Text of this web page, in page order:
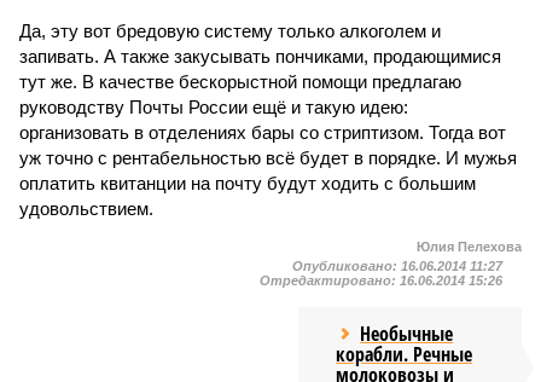
Да, эту вот бредовую систему только алкоголем и
запивать. А также закусывать пончиками, продающимися
тут же. В качестве бескорыстной помощи предлагаю
руководству Почты России ещё и такую идею:
организовать в отделениях бары со стриптизом. Тогда вот
уж точно с рентабельностью всё будет в порядке. И мужья
оплатить квитанции на почту будут ходить с большим
удовольствием.
Юлия Пелехова
Опубликовано: 16.06.2014 11:27
Отредактировано: 16.06.2014 15:26
Необычные
корабли. Речные
молоковозы и